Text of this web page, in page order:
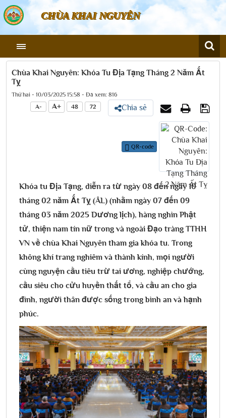
CHÙA KHAI NGUYÊN
Chùa Khai Nguyên: Khóa Tu Địa Tạng Tháng 2 Năm Ất
Tỵ
Thứ hai - 10/03/2025 15:58 - Đã xem: 816
A-
A+ 48 72 Chia sẻ
QR-code
Khóa tu Địa Tạng, diễn ra từ ngày 08 đến ngày 10
tháng 02 năm Ất Tỵ (ÂL) (nhằm ngày 07 đến 09
tháng 03 năm 2025 Dương lịch), hàng nghìn Phật
tử, thiện nam tín nữ trong và ngoài Đạo tràng TTHH
VN về chùa Khai Nguyên tham gia khóa tu. Trong
không khí trang nghiêm và thành kính, mọi người
cùng nguyện cầu tiêu trừ tai ương, nghiệp chướng,
cầu siêu cho cửu huyền thất tổ, và cầu an cho gia
đình, người thân được sống trong bình an và hạnh
phúc.